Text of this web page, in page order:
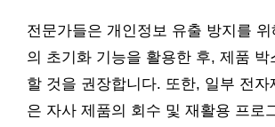
전문가들은 개인정보 유출 방지를 위
의 초기화 기능을 활용한 후, 제품 박
할 것을 권장합니다. 또한, 일부 전자
은 자사 제품의 회수 및 재활용 프로